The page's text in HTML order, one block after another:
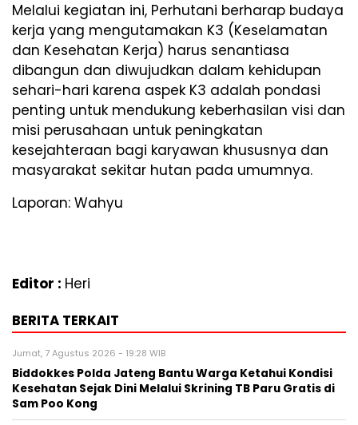
Melalui kegiatan ini, Perhutani berharap budaya
kerja yang mengutamakan K3 (Keselamatan
dan Kesehatan Kerja) harus senantiasa
dibangun dan diwujudkan dalam kehidupan
sehari-hari karena aspek K3 adalah pondasi
penting untuk mendukung keberhasilan visi dan
misi perusahaan untuk peningkatan
kesejahteraan bagi karyawan khususnya dan
masyarakat sekitar hutan pada umumnya.
Laporan: Wahyu
Editor : Heri
BERITA TERKAIT
Jumat, 7 Agustus 2026 - 19:28 WIB
Biddokkes Polda Jateng Bantu Warga Ketahui Kondisi
Kesehatan Sejak Dini Melalui Skrining TB Paru Gratis di
Sam Poo Kong